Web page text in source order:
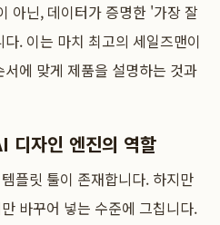
아닌, 데이터가 증명한 '가장 잘
. 이는 마치 최고의 세일즈맨이
에 맞게 제품을 설명하는 것과
디자인 엔진의 역할
플릿 툴이 존재합니다. 하지만
바꾸어 넣는 수준에 그칩니다.